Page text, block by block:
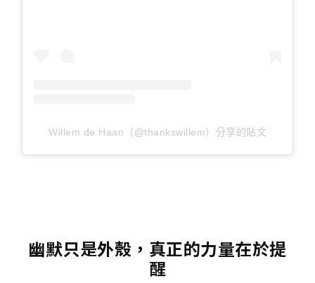
Willem de Haan（@thankswillem）分享的貼文
幽默只是外殼，真正的力量在於提
醒